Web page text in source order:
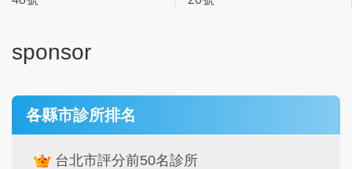
sponsor
各縣市診所排名
台北市評分前50名診所